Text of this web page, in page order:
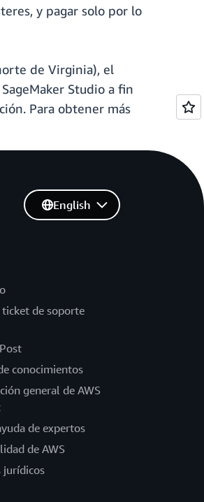
y pagar solo por lo
de Virginia), el
Studio a fin
Para obtener más
de soporte
conocimientos
general de AWS
de expertos
de AWS
jurídicos
English